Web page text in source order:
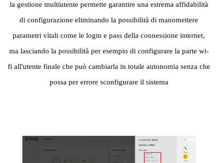
la gestione multiutente permette garantire una estrema affidabilità
di configurazione eliminando la possibilità di manomettere
parametri vitali come le login e pass della connessione internet,
ma lasciando la possibilità per esempio di configurare la parte wi-
fi all'utente finale che può cambiarla in totale autonomia senza che
possa per errore sconfigurare il sistema